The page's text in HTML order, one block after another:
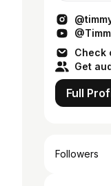
Check
Get
Full
Followers